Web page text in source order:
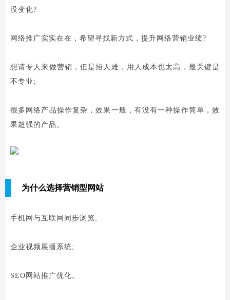
没变化?
网络推广实实在在，希望寻找新方式，提升网络营销业绩?
想请专人来做营销，但是招人难，用人成本也太高，最关键是
不专业;
很多网络产品操作复杂，效果一般，有没有一种操作简单，效
果超强的产品。
为什么选择营销型网站
手机网与互联网同步浏览;
企业视频展播系统;
SEO网站推广优化。